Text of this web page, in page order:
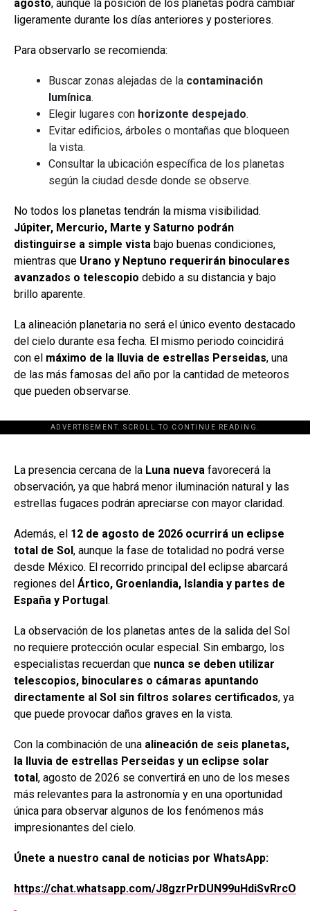
agosto, aunque la posición de los planetas podrá cambiar
ligeramente durante los días anteriores y posteriores.
Para observarlo se recomienda:
Buscar zonas alejadas de la contaminación
lumínica.
Elegir lugares con horizonte despejado.
Evitar edificios, árboles o montañas que bloqueen
la vista.
Consultar la ubicación específica de los planetas
según la ciudad desde donde se observe.
No todos los planetas tendrán la misma visibilidad.
Júpiter, Mercurio, Marte y Saturno podrán
distinguirse a simple vista bajo buenas condiciones,
mientras que Urano y Neptuno requerirán binoculares
avanzados o telescopio debido a su distancia y bajo
brillo aparente.
La alineación planetaria no será el único evento destacado
del cielo durante esa fecha. El mismo periodo coincidirá
con el máximo de la lluvia de estrellas Perseidas, una
de las más famosas del año por la cantidad de meteoros
que pueden observarse.
ADVERTISEMENT. SCROLL TO CONTINUE READING.
[adsforwp id="243463"]
La presencia cercana de la Luna nueva favorecerá la
observación, ya que habrá menor iluminación natural y las
estrellas fugaces podrán apreciarse con mayor claridad.
Además, el 12 de agosto de 2026 ocurrirá un eclipse
total de Sol, aunque la fase de totalidad no podrá verse
desde México. El recorrido principal del eclipse abarcará
regiones del Ártico, Groenlandia, Islandia y partes de
España y Portugal.
La observación de los planetas antes de la salida del Sol
no requiere protección ocular especial. Sin embargo, los
especialistas recuerdan que nunca se deben utilizar
telescopios, binoculares o cámaras apuntando
directamente al Sol sin filtros solares certificados, ya
que puede provocar daños graves en la vista.
Con la combinación de una alineación de seis planetas,
la lluvia de estrellas Perseidas y un eclipse solar
total, agosto de 2026 se convertirá en uno de los meses
más relevantes para la astronomía y en una oportunidad
única para observar algunos de los fenómenos más
impresionantes del cielo.
Únete a nuestro canal de noticias por WhatsApp:
https://chat.whatsapp.com/J8gzrPrDUN99uHdiSvRrcO